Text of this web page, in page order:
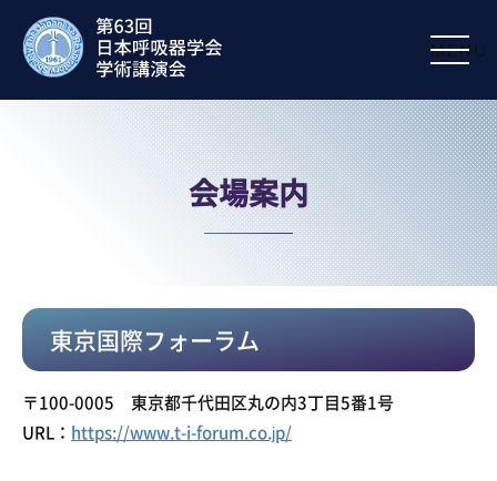
MENU
会場案内
東京国際フォーラム
〒100-0005 東京都千代田区丸の内3丁目5番1号
URL： https://www.t-i-forum.co.jp/